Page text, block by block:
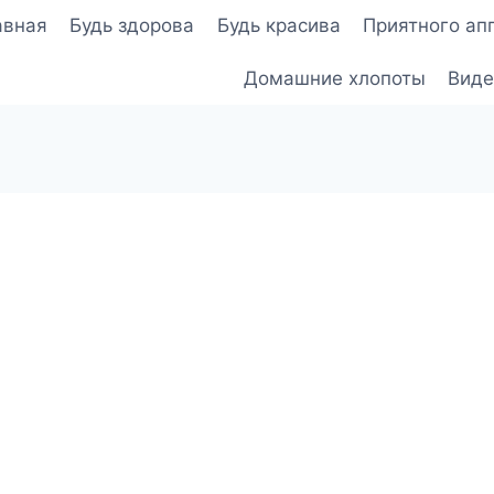
Будь здорова Будь красива Приятного
Домашние хлопоты